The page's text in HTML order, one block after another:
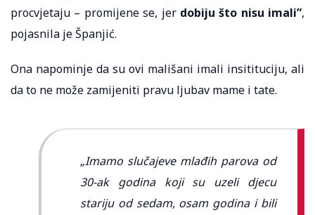
procvjetaju – promijene se, jer dobiju što nisu imali”,
pojasnila je Španjić.
Ona napominje da su ovi mališani imali insitituciju, ali
da to ne može zamijeniti pravu ljubav mame i tate.
„Imamo slučajeve mlađih parova od
30-ak godina koji su uzeli djecu
stariju od sedam, osam godina i bili